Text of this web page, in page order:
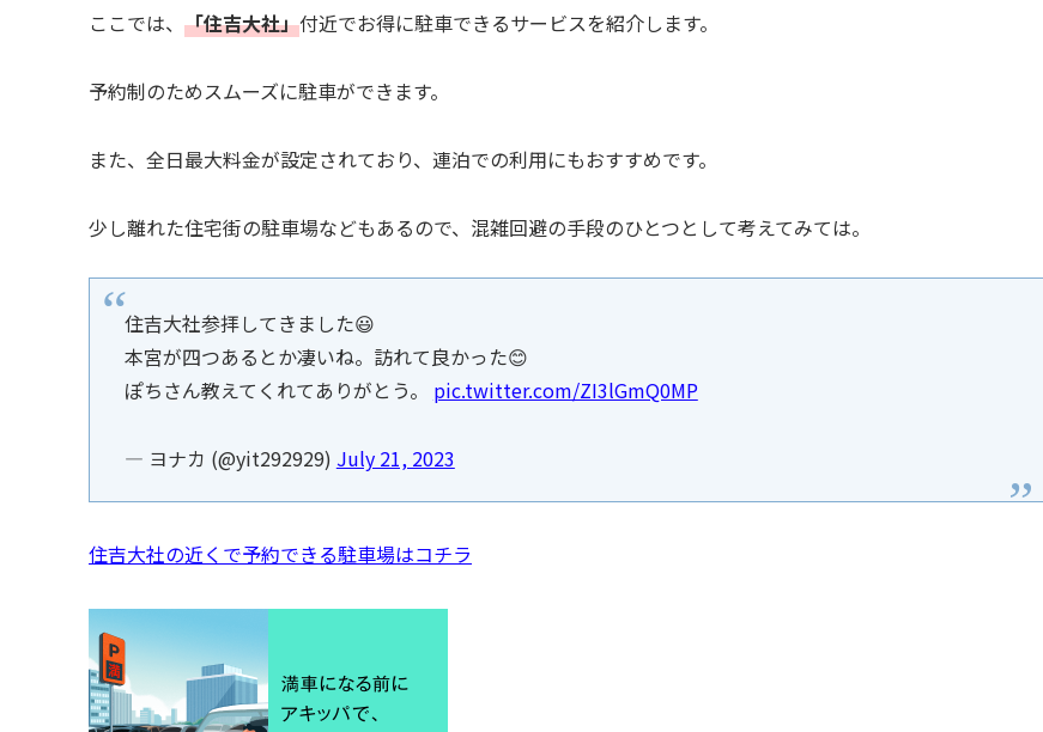
ここでは、 「住吉大社」付近でお得に駐車できるサービスを紹介します。
予約制のためスムーズに駐車ができます。
また、全日最大料金が設定されており、連泊での利用にもおすすめです。
少し離れた住宅街の駐車場などもあるので、混雑回避の手段のひとつとして考えてみては。
住吉大社参拝してきました😃
本宮が四つあるとか凄いね。訪れて良かった😊
ぽちさん教えてくれてありがとう。 pic.twitter.com/ZI3lGmQ0MP
— ヨナカ (@yit292929) July 21, 2023
住吉大社の近くで予約できる駐車場はコチラ